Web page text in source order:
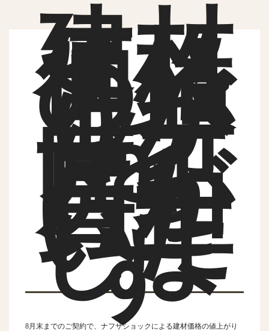
建材
価格
の値
上が
り分
を
匠⼯
房が
負担
いた
しま
す
8⽉末までのご契約で、ナフサショックによる建材価格の値上がり